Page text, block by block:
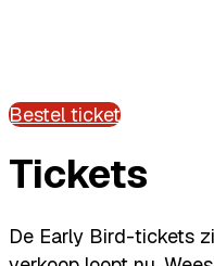
Bestel ticket
Tickets
De Early Bird-tickets